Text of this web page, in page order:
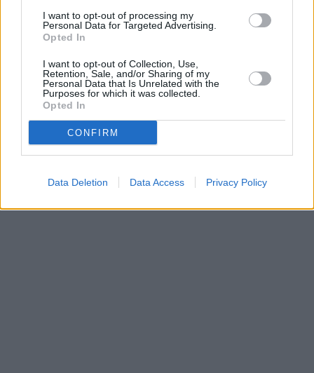
I want to opt-out of processing my
Personal Data for Targeted Advertising.
Opted In
I want to opt-out of Collection, Use,
Retention, Sale, and/or Sharing of my
Personal Data that Is Unrelated with the
Purposes for which it was collected.
Opted In
CONFIRM
Data Deletion Data Access Privacy Policy
vysílacím týdnu
naladění na Skylinku
Parabola.cz- web o satelitní, terestrické a kabelové televizi, ©
O webu parabola.cz•O souborech cookies•Inzerce
Kontakt
Dovolená u moře •Bazény